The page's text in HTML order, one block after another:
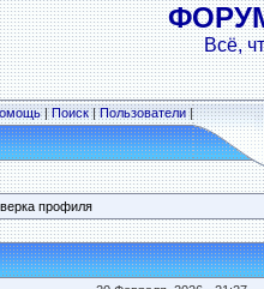
Всё,
|Поиск|Пользователи|
профиля